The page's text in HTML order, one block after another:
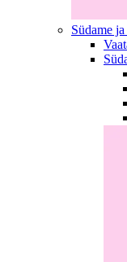
Südame